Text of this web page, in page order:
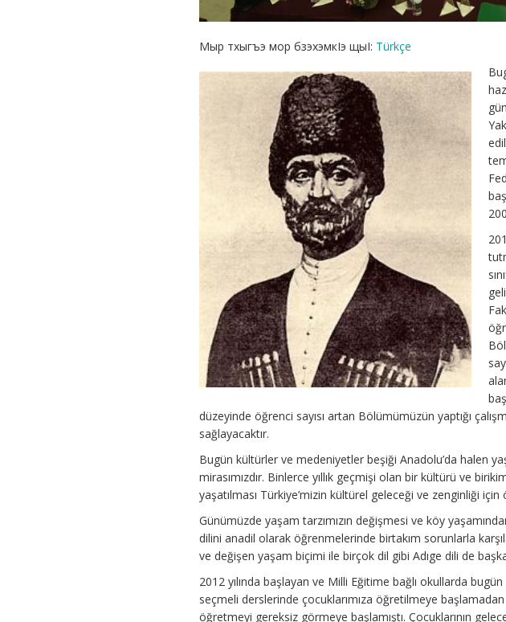
Мыр тхыгъэ мор бзэхэмкIэ щыI: Türkçe
düzeyinde öğrenci sayısı artan Bölümümüzün yaptığı
sağlayacaktır.
Bugün kültürler ve medeniyetler beşiği Anadolu’da halen
mirasımızdır. Binlerce yıllık geçmişi olan bir kültürü ve
yaşatılması Türkiye’mizin kültürel geleceği ve zenginliği
Günümüzde yaşam tarzımızın değişmesi ve köy
dilini anadil olarak öğrenmelerinde birtakım sorunlarla
ve değişen yaşam biçimi ile birçok dil gibi Adıge dili de başka
2012 yılında başlayan ve Milli Eğitime bağlı okullarda
seçmeli derslerinde çocuklarımıza öğretilmeye
öğretmeyi gereksiz görmeye başlamıştı. Çocuklarının